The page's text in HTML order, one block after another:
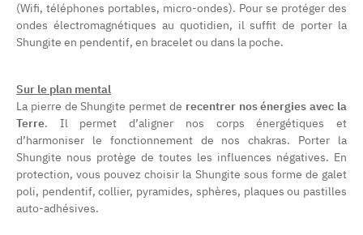
(Wifi, téléphones portables, micro-ondes). Pour se protéger des
ondes électromagnétiques au quotidien, il suffit de porter la
Shungite en pendentif, en bracelet ou dans la poche.
Sur le plan mental
La pierre de Shungite permet de recentrer nos énergies avec la
Terre. Il permet d’aligner nos corps énergétiques et
d’harmoniser le fonctionnement de nos chakras. Porter la
Shungite nous protège de toutes les influences négatives. En
protection, vous pouvez choisir la Shungite sous forme de galet
poli, pendentif, collier, pyramides, sphères, plaques ou pastilles
auto-adhésives.